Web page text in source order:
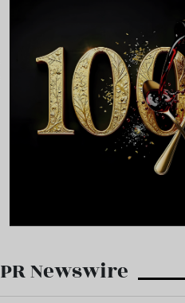
PR Newswire